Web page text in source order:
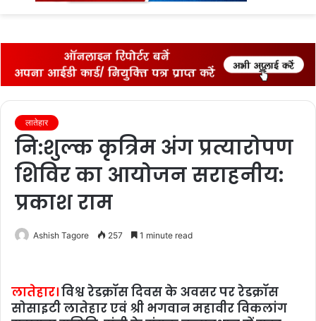
लातेहार
नि:शुल्क कृत्रिम अंग प्रत्यारोपण
शिविर का आयोजन सराहनीय:
प्रकाश राम
Ashish Tagore 257 1 minute read
लातेहार।विश्व रेडक्रॉस दिवस के अवसर पर रेडक्रॉस
सोसाइटी लातेहार एवं श्री भगवान महावीर विकलांग